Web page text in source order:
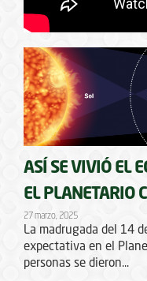
ASÍ SE VIVIÓ EL
EL PLANETARIO
27 marzo, 2025
La madrugada del 14
expectativa en el
personas se dieron...